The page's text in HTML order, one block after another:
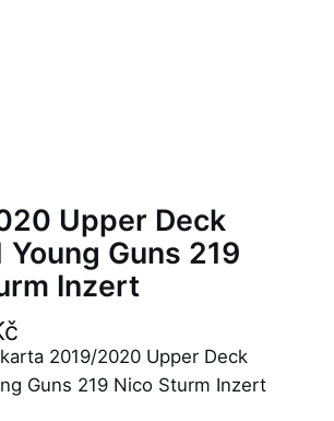
Upper Deck
Young Guns 219
Inzert
2019/2020 Upper Deck
Guns 219 Nico Sturm Inzert